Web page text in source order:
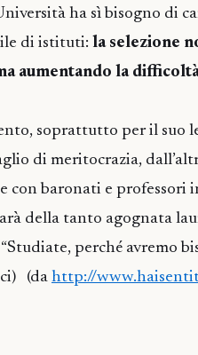
ha sì bisogno di
di istituti: la selezione
aumentando la
soprattutto per il suo
di meritocrazia,
con baronati e professori
della tanto agognata
perché avremo
(da http://